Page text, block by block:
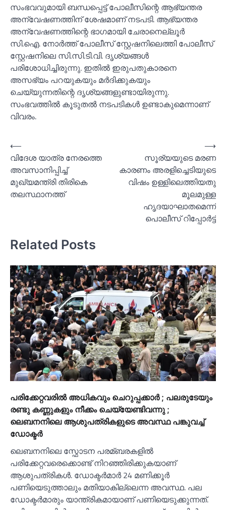
സംഭവവുമായി ബന്ധപ്പെട്ട് പോലീസിന്റെ ആഭ്യന്തര
അന്വേഷണത്തിന് ശേഷമാണ് നടപടി. ആഭ്യന്തര
അന്വേഷണത്തിന്റെ ഭാഗമായി ചേരാനെല്ലൂർ
സി.ഐ. നോർത്ത് പോലീസ് സ്റ്റേഷനിലെത്തി പോലീസ്
സ്റ്റേഷനിലെ സി.സി.ടി.വി. ദൃശ്യങ്ങള്‍
പരിശോധിച്ചിരുന്നു. ഇതില്‍ ഇരുപതുകാരനെ
അസഭ്യം പറയുകയും മർദിക്കുകയും
ചെയ്യുന്നതിന്റെ ദൃശ്യങ്ങളുണ്ടായിരുന്നു.
സംഭവത്തില്‍ കൂടുതല്‍ നടപടികള്‍ ഉണ്ടാകുമെന്നാണ്
വിവരം.
Post
navigation
⟵
വിദേശ യാത്ര നേരത്തെ
അവസാനിപ്പിച്ച്‌
മുഖ്യമന്ത്രി തിരികെ
തലസ്ഥാനത്ത്
സൂര്യയുടെ മരണ
കാരണം അരളിച്ചെടിയുടെ
വിഷം ഉള്ളിലെത്തിയതു
മൂലമുള്ള
ഹൃദയാഘാതമെന്ന്
പൊലീസ് റിപ്പോര്‍ട്ട്
⟶
Related Posts
പരിക്കേറ്റവരില്‍ അധികവും ചെറുപ്പക്കാര്‍ ; പലരുടേയും
രണ്ടു കണ്ണുകളും നീക്കം ചെയ്യേണ്ടിവന്നു ;
ലെബനനിലെ ആശുപത്രികളുടെ അവസ്ഥ പങ്കുവച്ച്‌
ഡോക്ടര്‍
ലെബനനിലെ സ്ഫോടന പരമ്ബരകളില്‍
പരിക്കേറ്റവരെക്കൊണ്ട് നിറഞ്ഞിരിക്കുകയാണ്
ആശുപത്രികള്‍. ഡോക്ടര്‍മാര്‍ 24 മണിക്കൂര്‍
പണിയെടുത്താലും മതിയാകില്ലെന്ന അവസ്ഥ. പല
ഡോക്ടര്‍മാരും യാന്ത്രികമായാണ് പണിയെടുക്കുന്നത്.